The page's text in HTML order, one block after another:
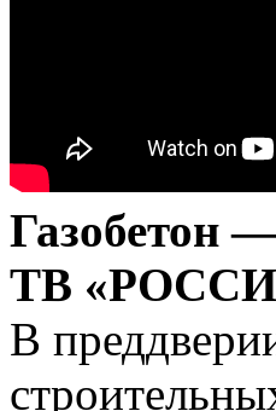
Газобетон
ТВ
В